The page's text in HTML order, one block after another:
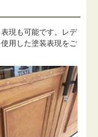
現も可能です。レデ
用した塗装表現をご